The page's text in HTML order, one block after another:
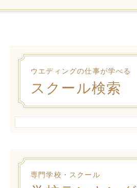
ウエディングの仕事が学べる
スクール検索
専門学校・スクール